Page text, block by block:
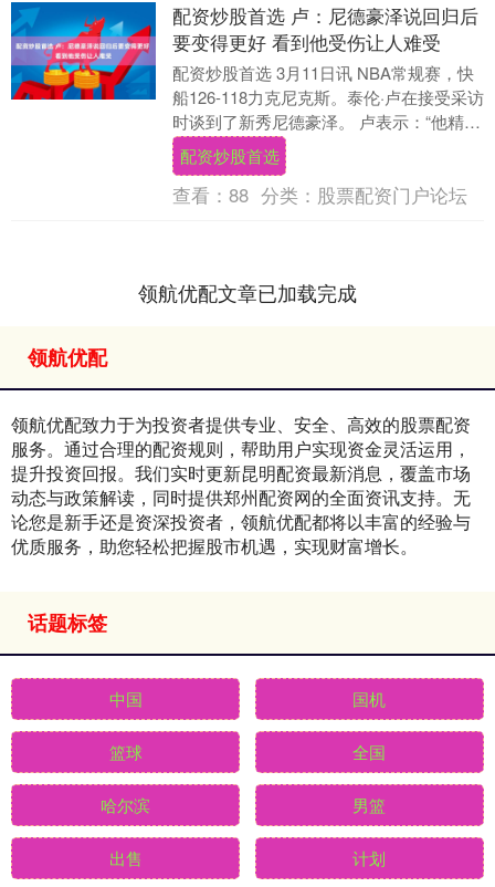
配资炒股首选 卢：尼德豪泽说回归后
要变得更好 看到他受伤让人难受
配资炒股首选 3月11日讯 NBA常规赛，快
船126-118力克尼克斯。泰伦·卢在接受采访
时谈到了新秀尼德豪泽。 卢表示：“他精神
状态很好。他一直在说：‘等我回....
配资炒股首选
查看： 88 分类： 股票配资门户论坛
领航优配文章已加载完成
领航优配
领航优配致力于为投资者提供专业、安全、高效的股票配资
服务。通过合理的配资规则，帮助用户实现资金灵活运用，
提升投资回报。我们实时更新昆明配资最新消息，覆盖市场
动态与政策解读，同时提供郑州配资网的全面资讯支持。无
论您是新手还是资深投资者，领航优配都将以丰富的经验与
优质服务，助您轻松把握股市机遇，实现财富增长。
话题标签
中国 国机
篮球 全国
哈尔滨 男篮
出售 计划